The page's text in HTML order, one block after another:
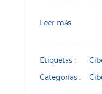
Leer más
Etiquetas :
Categorías :